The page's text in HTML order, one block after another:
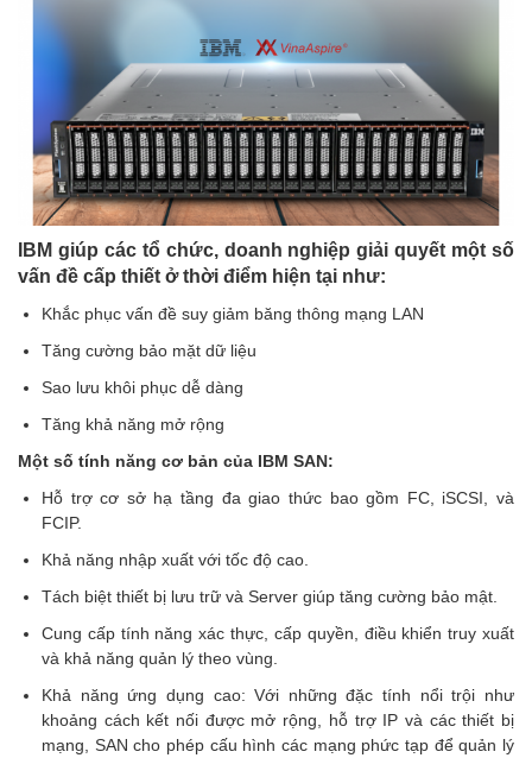
IBM giúp các tổ chức, doanh nghiệp giải quyết một số
vấn đề cấp thiết ở thời điểm hiện tại như:
Khắc phục vấn đề suy giảm băng thông mạng LAN
Tăng cường bảo mặt dữ liệu
Sao lưu khôi phục dễ dàng
Tăng khả năng mở rộng
Một số tính năng cơ bản của IBM SAN:
Hỗ trợ cơ sở hạ tầng đa giao thức bao gồm FC, iSCSI, và
FCIP.
Khả năng nhập xuất với tốc độ cao.
Tách biệt thiết bị lưu trữ và Server giúp tăng cường bảo mật.
Cung cấp tính năng xác thực, cấp quyền, điều khiển truy xuất
và khả năng quản lý theo vùng.
Khả năng ứng dụng cao: Với những đặc tính nổi trội như
khoảng cách kết nối được mở rộng, hỗ trợ IP và các thiết bị
mạng, SAN cho phép cấu hình các mạng phức tạp để quản lý